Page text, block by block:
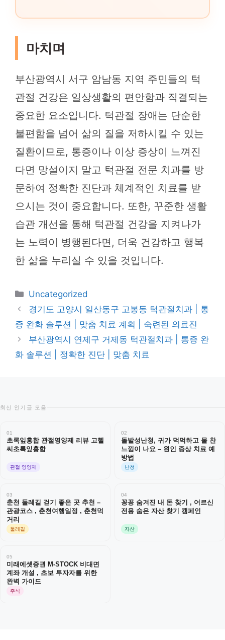
마치며
부산광역시 서구 암남동 지역 주민들의 턱
관절 건강은 일상생활의 편안함과 직결되는
중요한 요소입니다. 턱관절 장애는 단순한
불편함을 넘어 삶의 질을 저하시킬 수 있는
질환이므로, 통증이나 이상 증상이 느껴진
다면 망설이지 말고 턱관절 전문 치과를 방
문하여 정확한 진단과 체계적인 치료를 받
으시는 것이 중요합니다. 또한, 꾸준한 생활
습관 개선을 통해 턱관절 건강을 지켜나가
는 노력이 병행된다면, 더욱 건강하고 행복
한 삶을 누리실 수 있을 것입니다.
카
테
리
Uncategorized
경기도 고양시 일산동구 고봉동 턱관절치과 | 통
증 완화 솔루션 | 맞춤 치료 계획 | 숙련된 의료진
부산광역시 연제구 거제동 턱관절치과 | 통증 완
화 솔루션 | 정확한 진단 | 맞춤 치료
최신 인기글 모음
01
초록잎홍합 관절영양제 리뷰 고헬
씨초록잎홍합
관절 영양제
02
돌발성난청, 귀가 먹먹하고 물 찬
느낌이 나요 – 원인 증상 치료 예
방법
난청
03
춘천 둘레길 걷기 좋은 곳 추천 –
관광코스 , 춘천여행일정 , 춘천먹
거리
둘레길
04
꽁꽁 숨겨진 내 돈 찾기 , 어르신
전용 숨은 자산 찾기 캠페인
자산
05
미래에셋증권 M-STOCK 비대면
계좌 개설 , 초보 투자자를 위한
완벽 가이드
주식